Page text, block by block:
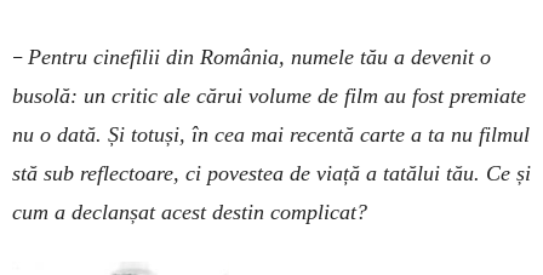
– Pentru cinefilii din România, numele tău a devenit o
busolă: un critic ale cărui volume de film au fost premiate
nu o dată. Și totuși, în cea mai recentă carte a ta nu filmul
stă sub reflectoare, ci povestea de viață a tatălui tău. Ce și
cum a declanșat acest destin complicat?